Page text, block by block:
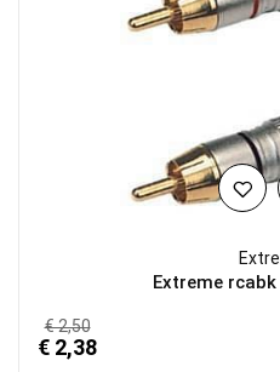
Extreme
€ 2,50
€ 2,38